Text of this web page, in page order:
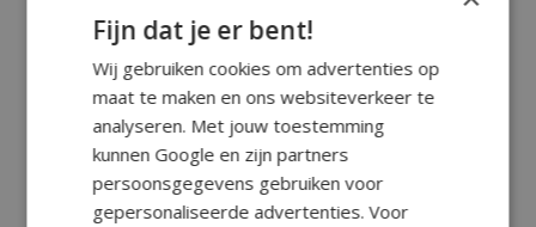
Fijn dat je er bent!
Wij gebruiken cookies om advertenties op
maat te maken en ons websiteverkeer te
analyseren. Met jouw toestemming
kunnen Google en zijn partners
persoonsgegevens gebruiken voor
gepersonaliseerde advertenties. Voor